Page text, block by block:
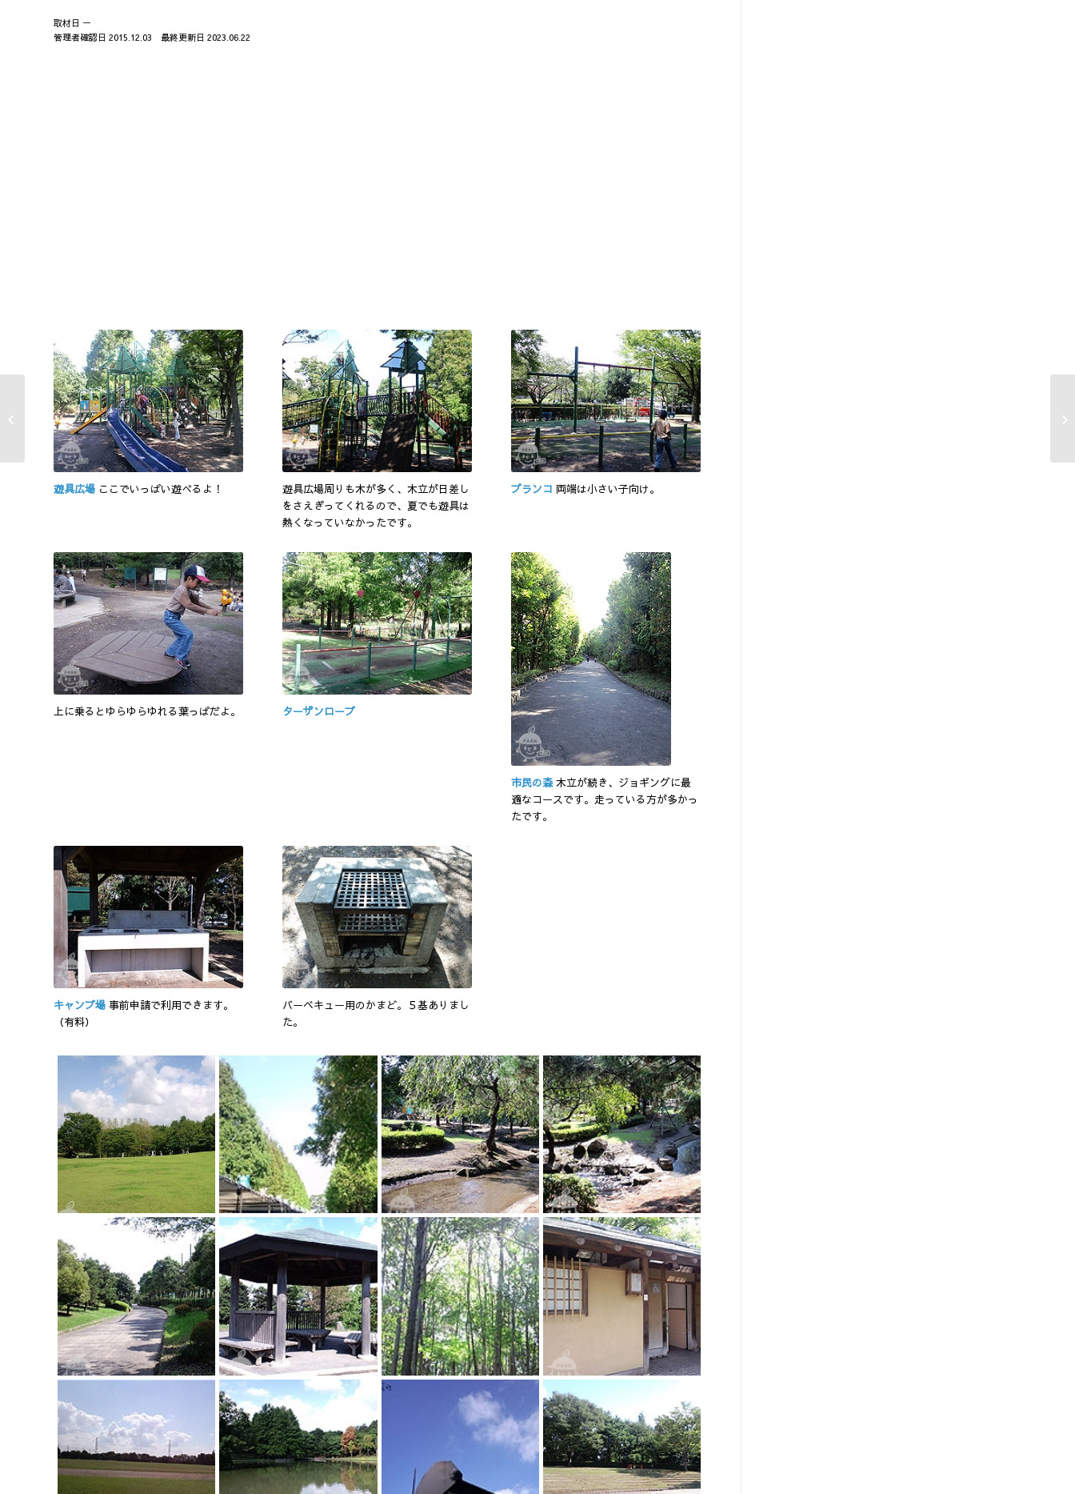
取材日 ー
管理者確認日 2015.12.03 最終更新日 2023.06.22
遊具広場 ここでいっぱい遊べるよ！
遊具広場周りも木が多く、木立が日差し
をさえぎってくれるので、夏でも遊具は
熱くなっていなかったです。
ブランコ 両端は小さい子向け。
上に乗るとゆらゆらゆれる葉っぱだよ。 ターザンロープ
市民の森木立が続き、ジョギングに最
適なコースです。走っている方が多かっ
たです。
キャンプ場 事前申請で利用できます。
（有料）
バーベキュー用のかまど。５基ありまし
た。
大阪市立科学館 ｜
Osaka Science
Museum